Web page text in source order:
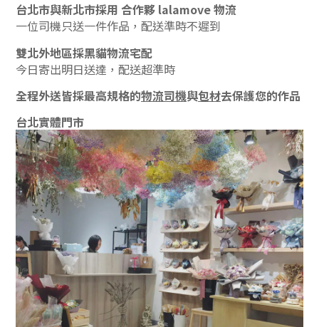
台北市與新北市採用 合作夥 lalamove 物流
一位司機只送一件作品，配送準時不遲到
雙北外地區採黑貓物流宅配
今日寄出明日送達，配送超準時
全程外送皆採最高規格的物流司機與包材去保護您的作品
台北實體門市